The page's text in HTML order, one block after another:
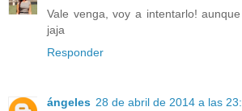
Vale venga, voy a intentarlo!
jaja
Responder
ángeles 28 de abril de 2014 a las